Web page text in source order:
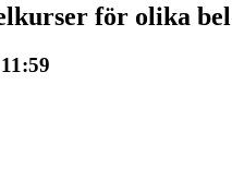
för olika